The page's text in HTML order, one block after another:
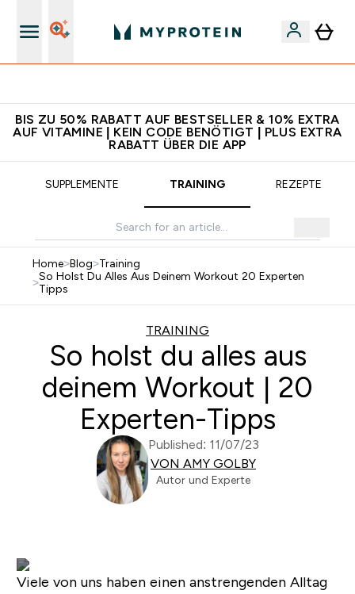
BIS ZU 50% RABATT AUF BESTSELLER & 10% EXTRA
AUF VITAMINE | KEIN CODE BENÖTIGT | PLUS EXTRA
RABATT ÜBER DIE APP
SUPPLEMENTE TRAINING REZEPTE
Home>Blog>Training
>So Holst Du Alles Aus Deinem Workout 20 Experten
Tipps
TRAINING
So holst du alles aus
deinem Workout | 20
Experten-Tipps
Published: 11/07/23
VON AMY GOLBY
Autor und Experte
Viele von uns haben einen anstrengenden Alltag